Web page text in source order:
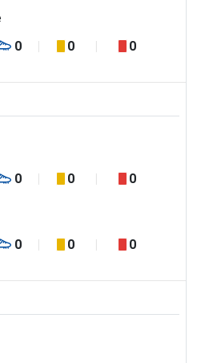
0 0 0
0 0 0
0 0 0